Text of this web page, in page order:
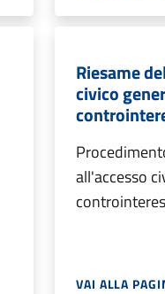
Riesame
civico
all'accesso
VAI ALLA